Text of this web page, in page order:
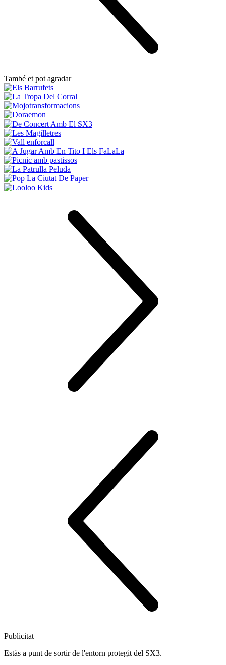
També et pot agradar
Publicitat
Estàs a punt de sortir de l'entorn protegit del SX3.